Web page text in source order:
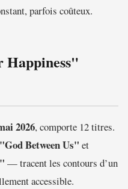
parfois coûteux.
Happiness"
2026, comporte 12 titres.
"God Between Us" et
— tracent les contours d’un
accessible.